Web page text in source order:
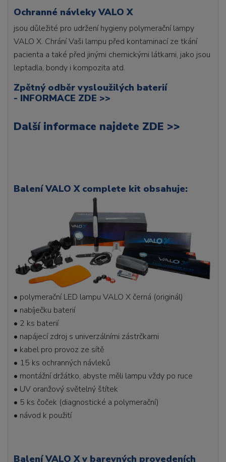
Ochranné návleky VALO X
jsou důležité pro udržení hygieny polymerační lampy
VALO X. Chrání Vaši lampu před kontaminací ze tkání
pacienta a také před jinými chemickými látkami, jako jsou
leptadla, bondy i kompozita atd.
Zpětný odběr vysloužilých baterií
- INFORMACE ZDE >>
Další informace najdete ZDE >>
Balení VALO X complete kit obsahuje:
• polymerační LED lampu VALO X černá (originál)
• nabíječku baterií
• 2 ks baterií
• napájecí zdroj s univerzálními zástrčkami
• kabel pro provoz ze sítě
• 15 ks ochranných návleků
• montážní držátko, abyste měli lampu vždy po ruce
• UV oranžový světelný štítek
• 5 ks čoček (diagnostické a polymerační)
• návod k použití
Balení VALO X v barevných provedeních